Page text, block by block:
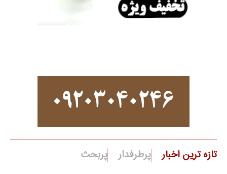
تازه ترین اخبار پرطرفدار پربحث